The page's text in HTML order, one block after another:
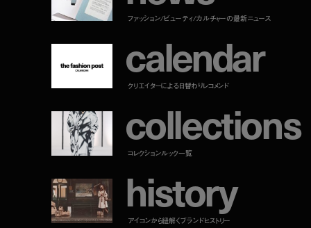
ファッション/ビューティ/カルチャーの最新ニュース
calendar
クリエイターによる日替わりレコメンド
collections
コレクションルック一覧
history
アイコンから紐解くブランドヒストリー